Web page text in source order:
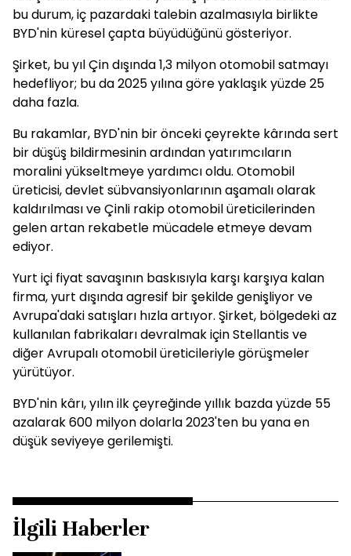
bu durum, iç pazardaki talebin azalmasıyla birlikte
BYD'nin küresel çapta büyüdüğünü gösteriyor.
Şirket, bu yıl Çin dışında 1,3 milyon otomobil satmayı
hedefliyor; bu da 2025 yılına göre yaklaşık yüzde 25
daha fazla.
Bu rakamlar, BYD'nin bir önceki çeyrekte kârında sert
bir düşüş bildirmesinin ardından yatırımcıların
moralini yükseltmeye yardımcı oldu. Otomobil
üreticisi, devlet sübvansiyonlarının aşamalı olarak
kaldırılması ve Çinli rakip otomobil üreticilerinden
gelen artan rekabetle mücadele etmeye devam
ediyor.
Yurt içi fiyat savaşının baskısıyla karşı karşıya kalan
firma, yurt dışında agresif bir şekilde genişliyor ve
Avrupa'daki satışları hızla artıyor. Şirket, bölgedeki az
kullanılan fabrikaları devralmak için Stellantis ve
diğer Avrupalı otomobil üreticileriyle görüşmeler
yürütüyor.
BYD'nin kârı, yılın ilk çeyreğinde yıllık bazda yüzde 55
azalarak 600 milyon dolarla 2023'ten bu yana en
düşük seviyeye gerilemişti.
İlgili Haberler